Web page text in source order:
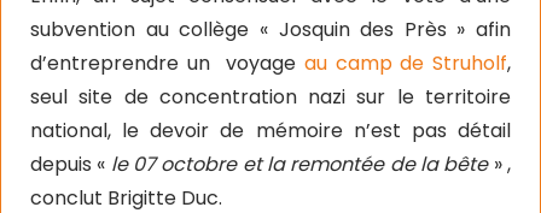
subvention au collège « Josquin des Près » afin
d’entreprendre un voyage au camp de Struholf,
seul site de concentration nazi sur le territoire
national, le devoir de mémoire n’est pas détail
depuis « le 07 octobre et la remontée de la bête » ,
conclut Brigitte Duc.